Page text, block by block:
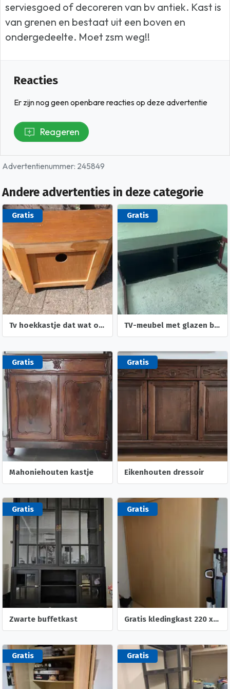
serviesgoed of decoreren van bv antiek. Kast is
van grenen en bestaat uit een boven en
ondergedeelte. Moet zsm weg!!
Reacties
Er zijn nog geen openbare reacties op deze advertentie
Reageren
Advertentienummer: 245849
Andere advertenties in deze categorie
Gratis
Tv hoekkastje dat wat opgeknapt moet woeden.
Gratis
TV-meubel met glazen blad
Gratis
Mahoniehouten kastje
Gratis
Eikenhouten dressoir
Gratis
Zwarte buffetkast
Gratis
Gratis kledingkast 220 x 180 x 60
Gratis Gratis